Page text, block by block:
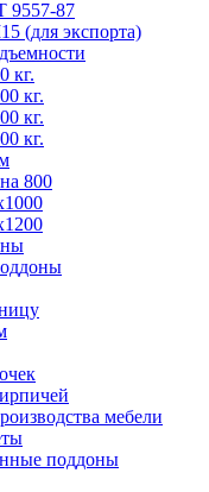
87
(для экспорта)
кг.
кг.
кг.
кг.
800
мебели
поддоны